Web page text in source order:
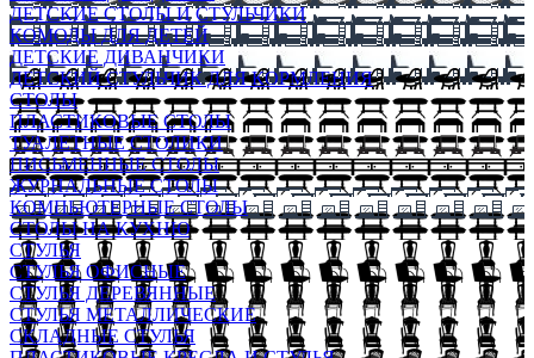
ДЕТСКИЕ СТОЛЫ И СТУЛЬЧИКИ
КОМОДЫ ДЛЯ ДЕТЕЙ
ДЕТСКИЕ ДИВАНЧИКИ
ДЕТСКИЙ СТУЛЬЧИК ДЛЯ КОРМЛЕНИЯ
СТОЛЫ
ПЛАСТИКОВЫЕ СТОЛЫ
ТУАЛЕТНЫЕ СТОЛИКИ
ПИСЬМЕННЫЕ СТОЛЫ
ЖУРНАЛЬНЫЕ СТОЛЫ
КОМПЬЮТЕРНЫЕ СТОЛЫ
СТОЛЫ НА КУХНЮ
СТУЛЬЯ
СТУЛЬЯ ОФИСНЫЕ
СТУЛЬЯ ДЕРЕВЯННЫЕ
СТУЛЬЯ МЕТАЛЛИЧЕСКИЕ
СКЛАДНЫЕ СТУЛЬЯ